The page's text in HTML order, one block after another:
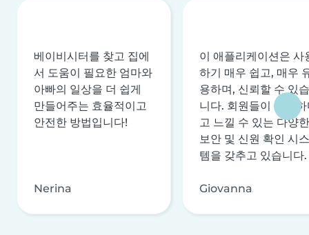
베이비시터를 찾고 집에
서 도움이 필요한 엄마와
아빠의 일상을 더 쉽게
만들어주는 효율적이고
안전한 방법입니다!
Nerina
이 애플리케이션은 사
하기 매우 쉽고, 매우
용하며, 신뢰할 수 있습
니다. 회원들이 안전
고 느낄 수 있는 다양한
보안 및 신원 확인 시스
템을 갖추고 있습니다.
Giovanna